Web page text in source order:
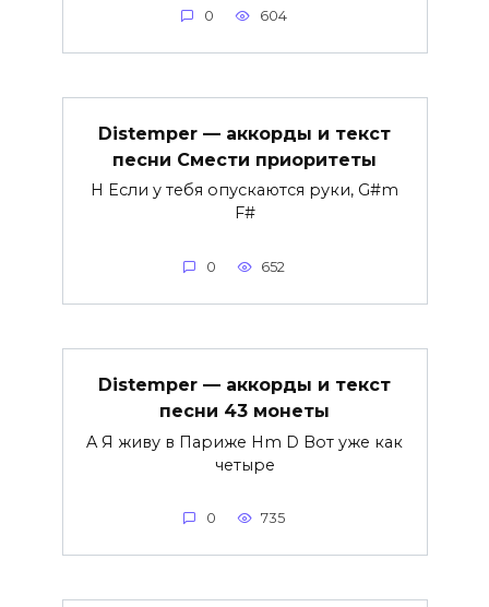
0 604
Distemper — аккорды и текст
песни Смести приоритеты
H Если у тебя опускаются руки, G#m
F#
0 652
Distemper — аккорды и текст
песни 43 монеты
A Я живу в Париже Hm D Вот уже как
четыре
0 735